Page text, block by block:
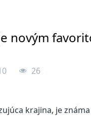
novým
26
krajina, je